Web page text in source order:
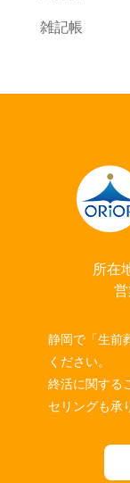
雑記帳
所在
静岡で「生前
ください。
終活に関する
セリングも承